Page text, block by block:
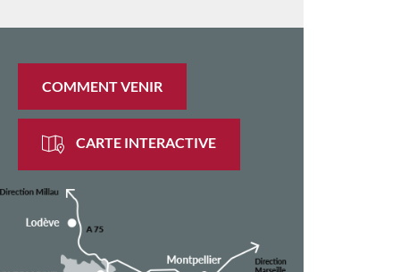
COMMENT VENIR
CARTE INTERACTIVE